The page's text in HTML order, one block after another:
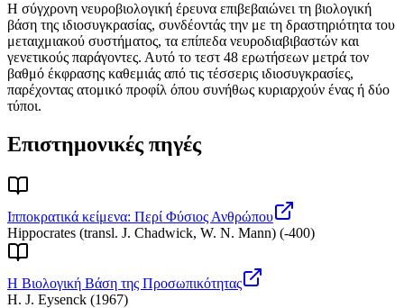
Η σύγχρονη νευροβιολογική έρευνα επιβεβαιώνει τη βιολογική
βάση της ιδιοσυγκρασίας, συνδέοντάς την με τη δραστηριότητα του
μεταιχμιακού συστήματος, τα επίπεδα νευροδιαβιβαστών και
γενετικούς παράγοντες. Αυτό το τεστ 48 ερωτήσεων μετρά τον
βαθμό έκφρασης καθεμιάς από τις τέσσερις ιδιοσυγκρασίες,
παρέχοντας ατομικό προφίλ όπου συνήθως κυριαρχούν ένας ή δύο
τύποι.
Επιστημονικές πηγές
Ιπποκρατικά κείμενα: Περί Φύσιος Ανθρώπου
Hippocrates (transl. J. Chadwick, W. N. Mann) (-400)
Η Βιολογική Βάση της Προσωπικότητας
H. J. Eysenck (1967)